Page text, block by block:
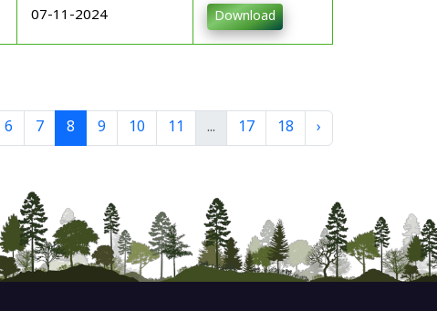
07-11-2024 Download
6 7 8 9 10 11 ... 17 18 ›